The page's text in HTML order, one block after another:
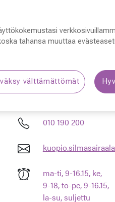
Ota yhteyttä
010 190 200
ma-ti, 9-16.15, ke,
9-18, to-pe, 9-16.15,
la-su, suljettu
tahansa muuttaa
välttämättömät